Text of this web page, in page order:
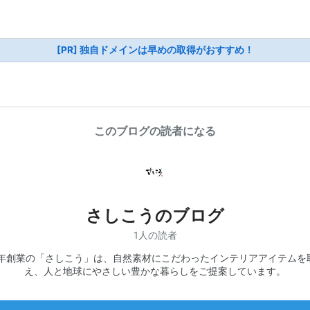
[PR] 独自ドメインは早めの取得がおすすめ！
このブログの読者になる
さしこうのブログ
1人の読者
創業の「さしこう」は、自然素材にこだわったインテリアアイテムを
え、人と地球にやさしい豊かな暮らしをご提案しています。